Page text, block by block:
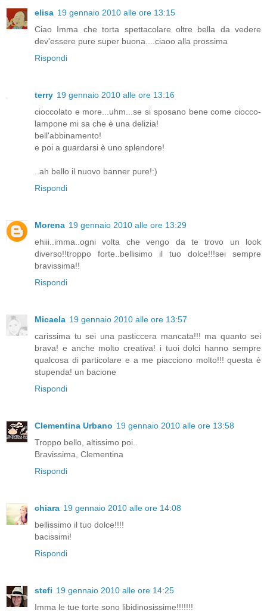
elisa 19 gennaio 2010 alle ore 13:15
Ciao Imma che torta spettacolare oltre bella da vedere
dev'essere pure super buona....ciaoo alla prossima
Rispondi
terry 19 gennaio 2010 alle ore 13:16
cioccolato e more...uhm...se si sposano bene come ciocco-
lampone mi sa che è una delizia!
bell'abbinamento!
e poi a guardarsi è uno splendore!
..ah bello il nuovo banner pure!:)
Rispondi
Morena 19 gennaio 2010 alle ore 13:29
ehiii..imma..ogni volta che vengo da te trovo un look
diverso!!troppo forte..bellisimo il tuo dolce!!!sei sempre
bravissima!!
Rispondi
Micaela 19 gennaio 2010 alle ore 13:57
carissima tu sei una pasticcera mancata!!! ma quanto sei
brava! e anche molto creativa! i tuoi dolci hanno sempre
qualcosa di particolare e a me piacciono molto!!! questa è
stupenda! un bacione
Rispondi
Clementina Urbano 19 gennaio 2010 alle ore 13:58
Troppo bello, altissimo poi..
Bravissima, Clementina
Rispondi
chiara 19 gennaio 2010 alle ore 14:08
bellissimo il tuo dolce!!!!
bacissimi!
Rispondi
stefi 19 gennaio 2010 alle ore 14:25
Imma le tue torte sono libidinosissime!!!!!!!